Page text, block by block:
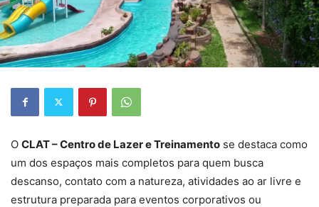
O CLAT – Centro de Lazer e Treinamento se destaca como
um dos espaços mais completos para quem busca
descanso, contato com a natureza, atividades ao ar livre e
estrutura preparada para eventos corporativos ou